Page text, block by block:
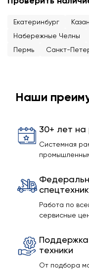
Екатеринбург
Набережные Челны
Пермь
Санкт-
Наши
30+ лет на
Системная
Работа по
сервисные
техники
От подбора